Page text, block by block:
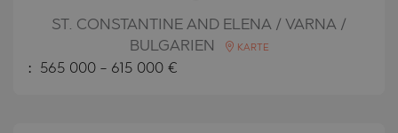
ST. CONSTANTINE AND ELENA / VARNA /
BULGARIEN
KARTE
: 565 000 - 615 000 €